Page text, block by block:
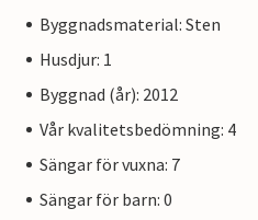
Byggnadsmaterial: Sten
Husdjur: 1
Byggnad (år): 2012
Vår kvalitetsbedömning: 4
Sängar för vuxna: 7
Sängar för barn: 0